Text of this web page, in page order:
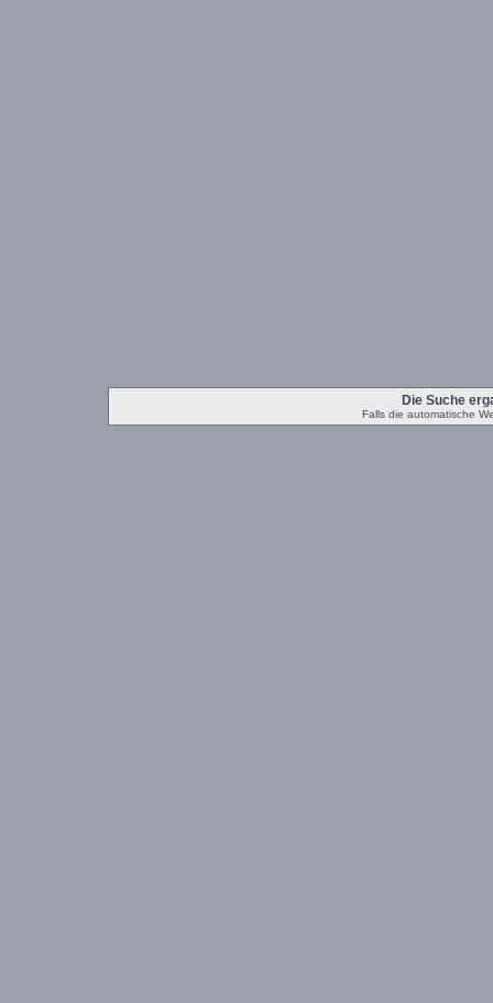
Die Suche
Falls die automatische